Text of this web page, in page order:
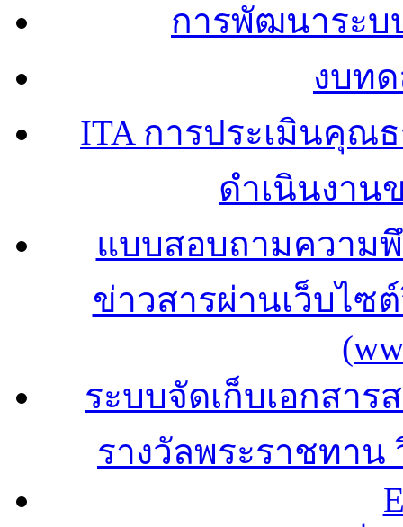
การพัฒนาระ
งบท
ITA การประเมินคุณ
ดำเนินงาน
แบบสอบถามความ
ข่าวสารผ่านเว็บไซ
ระบบจัดเก็บเอกสา
รางวัลพระราชทา